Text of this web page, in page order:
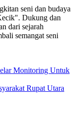
seni dan budaya
Dukung dan
dari sejarah
semangat seni
Monitoring Untuk
Rupat Utara